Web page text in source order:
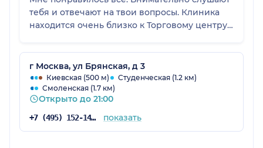
тебя и отвечают на твои вопросы. Клиника
находится очень близко к Торговому центру
очеоь удобно и комфортно. Точно советую эту
клинику. 😊❤️
г Москва, ул Брянская, д 3
Киевская (500 м)
Студенческая (1.2 км)
Смоленская (1.7 км)
Открыто до 21:00
+7 (495) 152-14-78 показать